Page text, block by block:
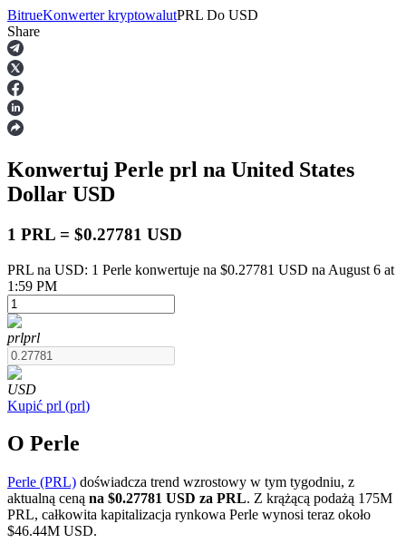
Kontrakty terminowe
Kontrakty terminowe na USDT
Kontrakty terminowe COIN-M
Kontrakty terminowe na kryptowaluty
BitrueKonwerter kryptowalutPRL Do USD
Share
Konwertuj Perle prl na United States
Dollar USD
1 PRL = $0.27781 USD
PRL na USD: 1 Perle konwertuje na $0.27781 USD na August 6 at
1:59 PM
prlprl
USD
Kupić prl (prl)
O Perle
Perle (PRL) doświadcza trend wzrostowy w tym tygodniu, z
aktualną ceną na $0.27781 USD za PRL. Z krążącą podażą 175M
PRL, całkowita kapitalizacja rynkowa Perle wynosi teraz około
$46.44M USD.